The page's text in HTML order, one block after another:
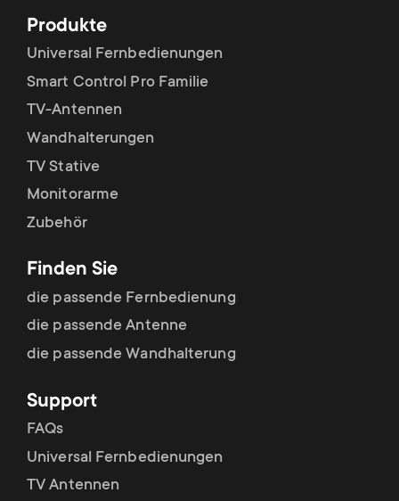
Produkte
Universal Fernbedienungen
Smart Control Pro Familie
TV-Antennen
Wandhalterungen
TV Stative
Monitorarme
Zubehör
Finden Sie
die passende Fernbedienung
die passende Antenne
die passende Wandhalterung
Support
FAQs
Universal Fernbedienungen
TV Antennen